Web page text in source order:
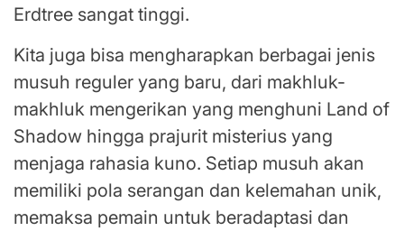
Erdtree sangat tinggi.
Kita juga bisa mengharapkan berbagai jenis
musuh reguler yang baru, dari makhluk-
makhluk mengerikan yang menghuni Land of
Shadow hingga prajurit misterius yang
menjaga rahasia kuno. Setiap musuh akan
memiliki pola serangan dan kelemahan unik,
memaksa pemain untuk beradaptasi dan